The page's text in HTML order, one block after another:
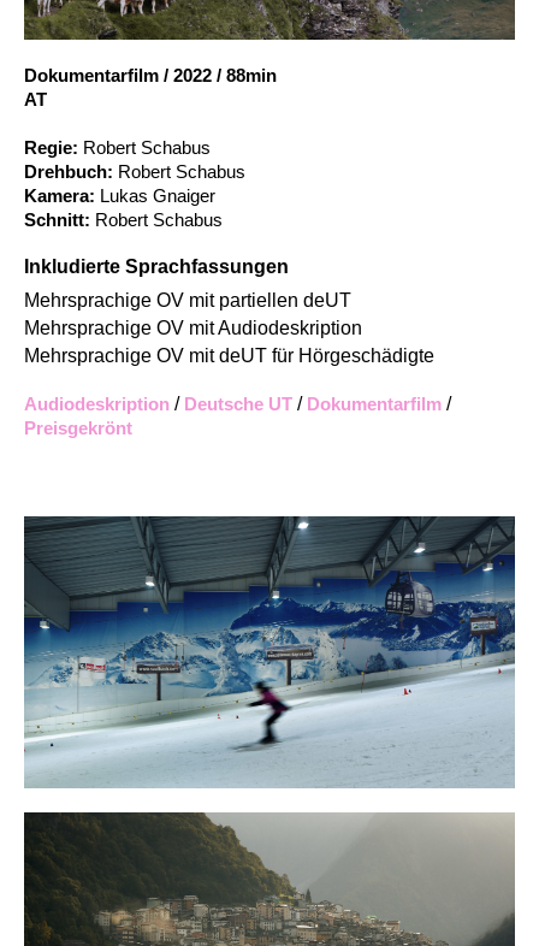
Account
Dokumentarfilm / 2022 / 88min
AT
Regie: Robert Schabus
Drehbuch: Robert Schabus
Kamera: Lukas Gnaiger
Schnitt: Robert Schabus
Inkludierte Sprachfassungen
Mehrsprachige OV mit partiellen deUT
Mehrsprachige OV mit Audiodeskription
Mehrsprachige OV mit deUT für Hörgeschädigte
Audiodeskription / Deutsche UT / Dokumentarfilm /
Preisgekrönt